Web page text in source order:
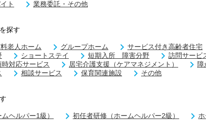
ト 業務委託・その他
探す
老人ホーム グループホーム サービス付き高齢者住宅
ショートステイ 短期入所 障害分野 訪問サービ
対応サービス 居宅介護支援（ケアマネジメント） 障
相談サービス 保育関連施設 その他
ヘルパー1級） 初任者研修（ホームヘルパー2級）